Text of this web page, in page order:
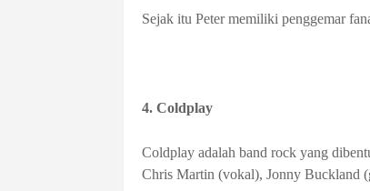
Sejak itu Peter memiliki penggemar
4. Coldplay
Coldplay adalah band rock yang
Chris Martin (vokal), Jonny Buckland